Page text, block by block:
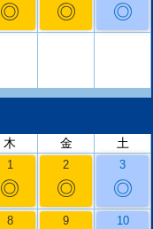
◎ ◎ ◎
木 金 土
1
◎
2
◎
3
◎
8 9 10